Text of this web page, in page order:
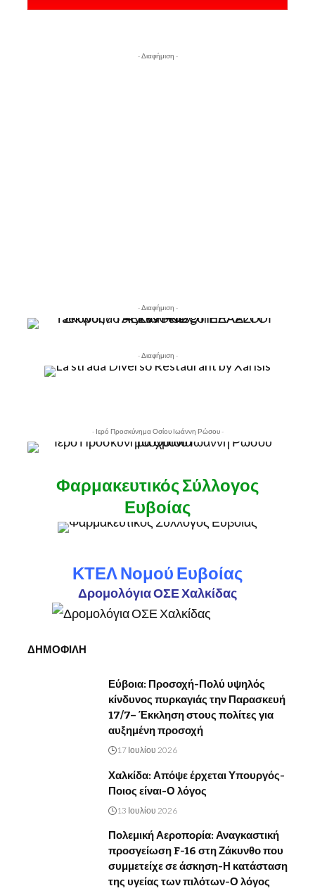
- Διαφήμιση -
- Διαφήμιση -
- Διαφήμιση -
- Ιερό Προσκύνημα Οσίου Ιωάννη Ρώσου -
Φαρμακευτικός Σύλλογος
Ευβοίας
ΚΤΕΛ Νομού Ευβοίας
Δρομολόγια ΟΣΕ Χαλκίδας
ΔΗΜΟΦΙΛΗ
Εύβοια: Προσοχή-Πολύ υψηλός
κίνδυνος πυρκαγιάς την Παρασκευή
17/7– Έκκληση στους πολίτες για
αυξημένη προσοχή
17 Ιουλίου 2026
Χαλκίδα: Απόψε έρχεται Υπουργός-
Ποιος είναι-Ο λόγος
13 Ιουλίου 2026
Πολεμική Αεροπορία: Αναγκαστική
προσγείωση F-16 στη Ζάκυνθο που
συμμετείχε σε άσκηση-Η κατάσταση
της υγείας των πιλότων-Ο λόγος